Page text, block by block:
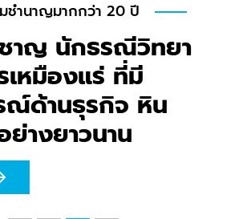
องที่อยู่ร่วมกับ
กระบวนการที่ลด
สิ่งแวดล้อมและใช้
เกิดประโยชน์สูงสุด